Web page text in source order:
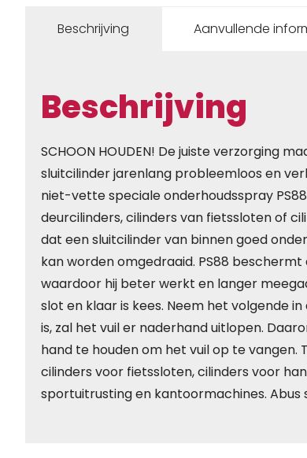
Beschrijving Aanvullende
Beschrijving
SCHOON HOUDEN! De juiste verzorging
sluitcilinder jarenlang probleemloos en
niet-vette speciale onderhoudsspray
deurcilinders, cilinders van fietssloten of
dat een sluitcilinder van binnen goed
kan worden omgedraaid. PS88
waardoor hij beter werkt en langer
slot en klaar is kees. Neem het volgende
is, zal het vuil er naderhand uitlopen.
hand te houden om het vuil op te vangen.
cilinders voor fietssloten, cilinders voor
sportuitrusting en kantoormachines. Abus